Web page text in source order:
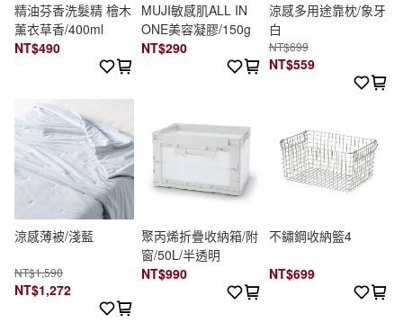
精油芬香洗髮精 檜木
薰衣草香/400ml
NT$490
MUJI敏感肌ALL IN
ONE美容凝膠/150g
NT$290
涼感多用途靠枕/象牙
白
NT$699
NT$559
涼感薄被/淺藍
NT$1,590
NT$1,272
聚丙烯折疊收納箱/附
窗/50L/半透明
NT$990
不鏽鋼收納籃4
NT$699